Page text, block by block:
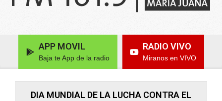
JUANA
FM
Navigation APP MOVIL
Baja te App de la radio
RADIO VIVO
Miranos en VIVO
DIA MUNDIAL DE LA LUCHA CONTRA EL